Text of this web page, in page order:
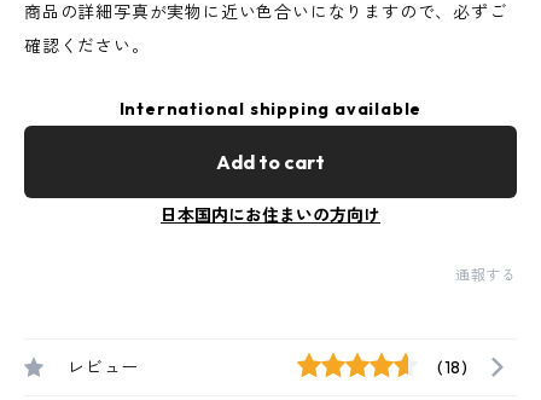
商品の詳細写真が実物に近い色合いになりますので、必ずご
確認ください。
International shipping available
Add to cart
日本国内にお住まいの方向け
通報する
レビュー (18)